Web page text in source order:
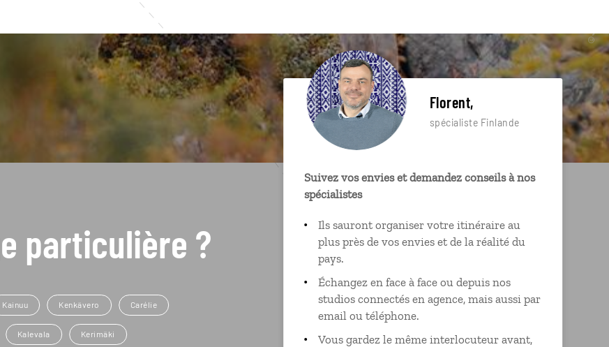
particulière ?
Kainuu Kenkävero Carélie
Kalevala Kerimäki
Florent,
spécialiste Finlande
Suivez vos envies et demandez conseils à nos
spécialistes
Ils sauront organiser votre itinéraire au
plus près de vos envies et de la réalité du
pays.
Échangez en face à face ou depuis nos
studios connectés en agence, mais aussi par
email ou téléphone.
Vous gardez le même interlocuteur avant,